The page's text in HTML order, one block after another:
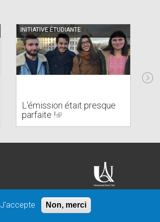
INITIATIVE ÉTUDIANTE
L'émission était presque
parfaite !(link
is
J'accepte Non, merci